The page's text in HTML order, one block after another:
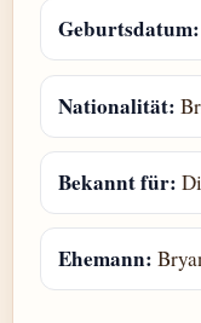
Geburtsdatum:
Nationalität:
Bekannt für:
Ehemann: